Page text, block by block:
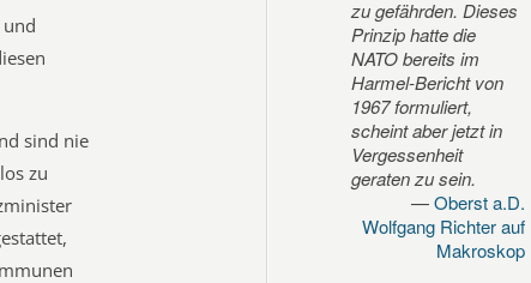
sind nie
zu
zu gefährden. Dieses
Prinzip hatte die
NATO bereits im
Harmel-Bericht von
1967 formuliert,
scheint aber jetzt in
Vergessenheit
geraten zu sein.
Oberst a.D.
Wolfgang Richter auf
Makroskop